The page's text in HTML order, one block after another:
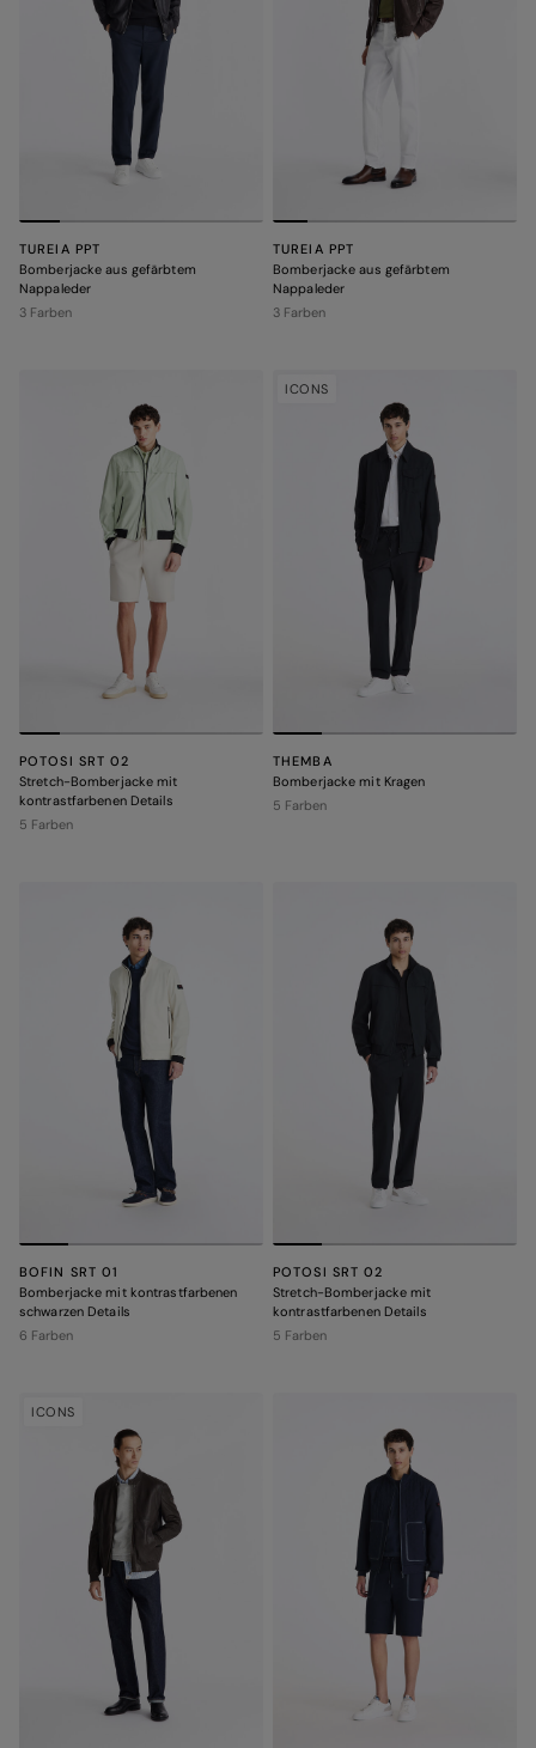
TUREIA PPT
Bomberjacke aus gefärbtem
Nappaleder
3 Farben
TUREIA PPT
Bomberjacke aus gefärbtem
Nappaleder
3 Farben
POTOSI SRT 02
Stretch-Bomberjacke mit
kontrastfarbenen Details
5 Farben
ICONS
THEMBA
Bomberjacke mit Kragen
5 Farben
BOFIN SRT 01
Bomberjacke mit kontrastfarbenen
schwarzen Details
6 Farben
POTOSI SRT 02
Stretch-Bomberjacke mit
kontrastfarbenen Details
5 Farben
ICONS